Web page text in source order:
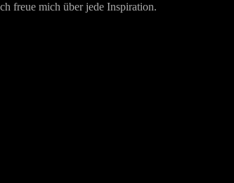
freue mich über jede Inspiration.